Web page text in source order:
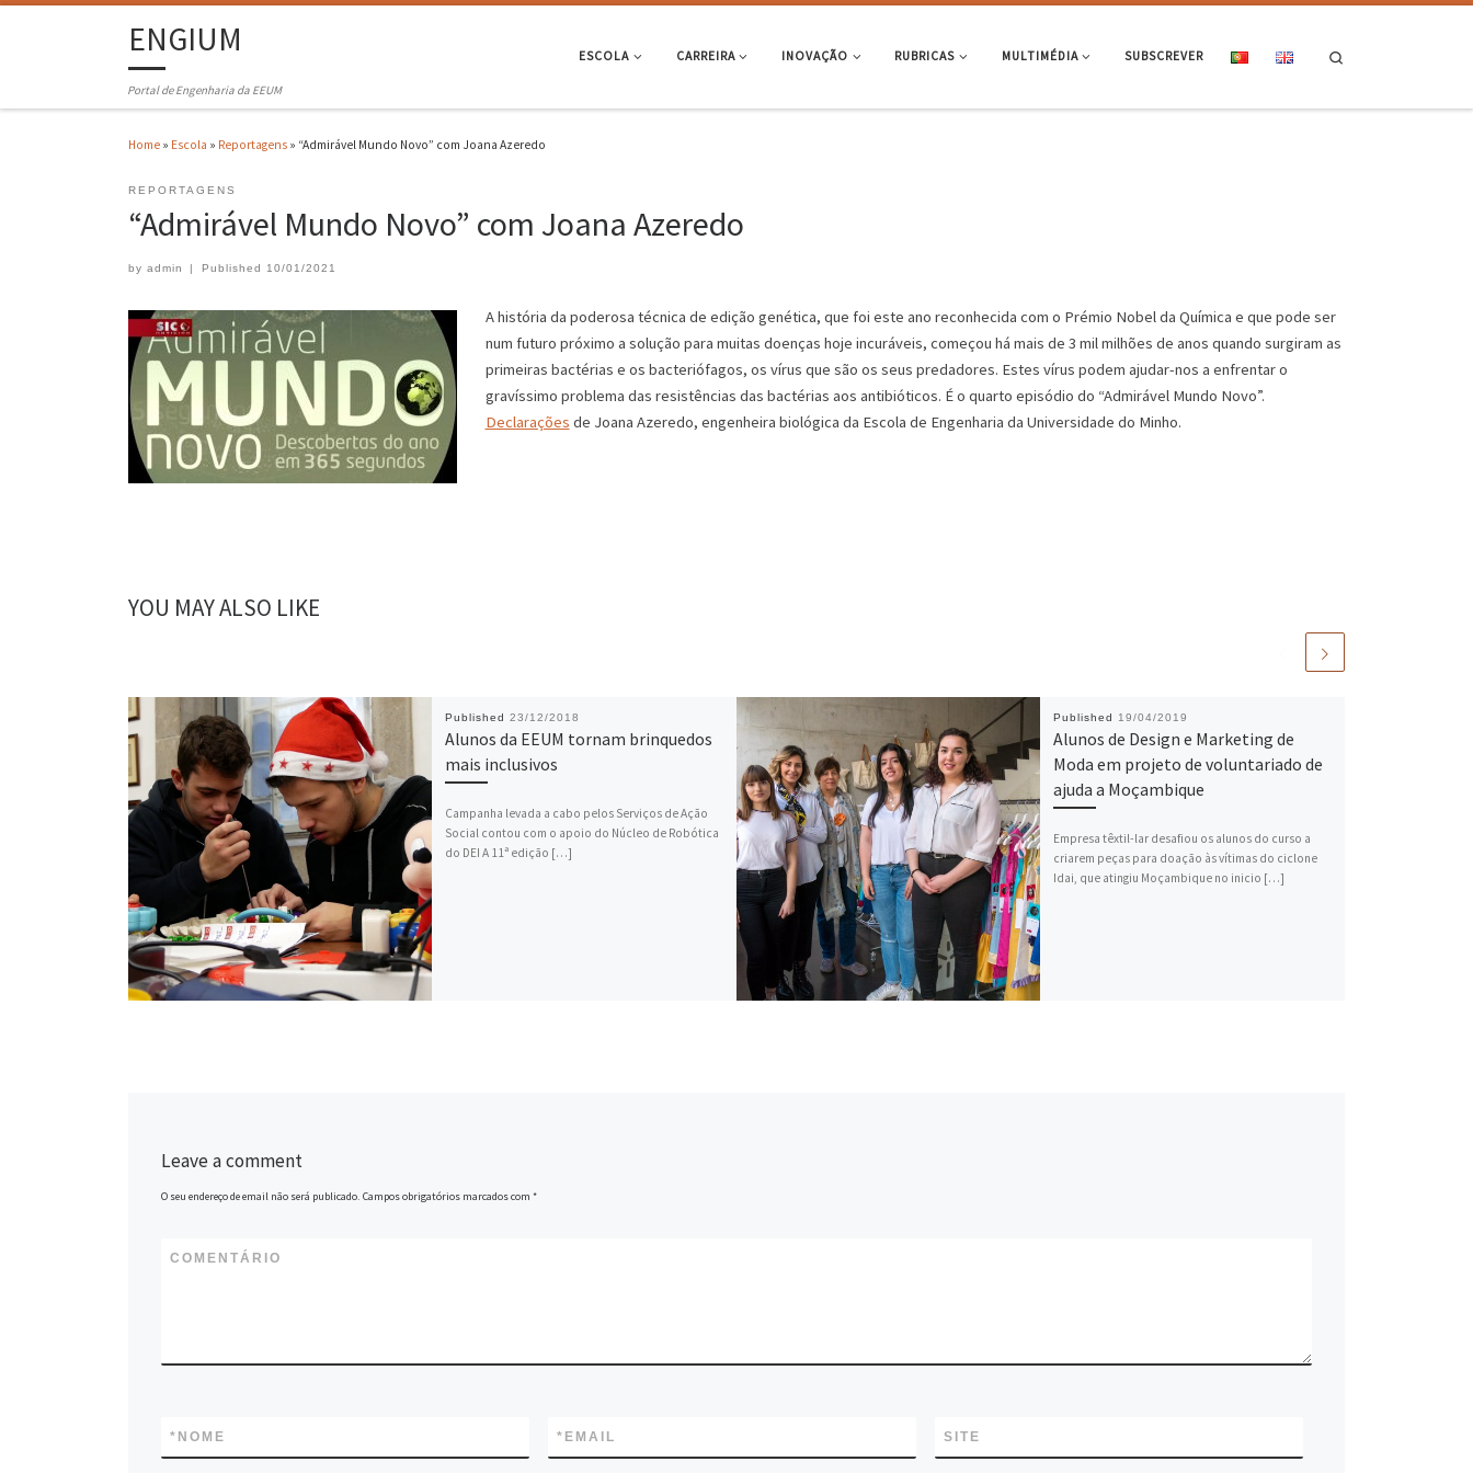
ENGIUM
Portal de Engenharia da EEUM
ESCOLA CARREIRA INOVAÇÃO RUBRICAS MULTIMÉDIA SUBSCREVER
Home » Escola » Reportagens » “Admirável Mundo Novo” com Joana Azeredo
REPORTAGENS
“Admirável Mundo Novo” com Joana Azeredo
by admin | Published 10/01/2021
A história da poderosa técnica de edição genética, que foi este ano reconhecida com o Prémio Nobel da Química e que pode ser
num futuro próximo a solução para muitas doenças hoje incuráveis, começou há mais de 3 mil milhões de anos quando surgiram as
primeiras bactérias e os bacteriófagos, os vírus que são os seus predadores. Estes vírus podem ajudar-nos a enfrentar o
gravíssimo problema das resistências das bactérias aos antibióticos. É o quarto episódio do “Admirável Mundo Novo”.
Declarações de Joana Azeredo, engenheira biológica da Escola de Engenharia da Universidade do Minho.
YOU MAY ALSO LIKE
Published 23/12/2018
Alunos da EEUM tornam brinquedos
mais inclusivos
Campanha levada a cabo pelos Serviços de Ação
Social contou com o apoio do Núcleo de Robótica
do DEI A 11ª edição […]
Published 19/04/2019
Alunos de Design e Marketing de
Moda em projeto de voluntariado de
ajuda a Moçambique
Empresa têxtil-lar desafiou os alunos do curso a
criarem peças para doação às vítimas do ciclone
Idai, que atingiu Moçambique no inicio […]
Leave a comment
O seu endereço de email não será publicado. Campos obrigatórios marcados com*
COMENTÁRIO
NOME
* EMAIL
* SITE